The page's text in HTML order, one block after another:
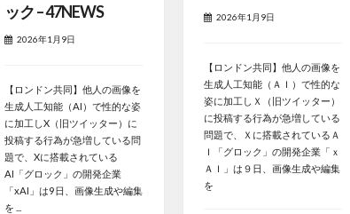
ック – 47NEWS
2026年1月9日
【ロンドン共同】他人の画像を
生成人工知能（AI）で性的な姿
に加工しX（旧ツイッター）に
投稿する行為が急増している問
題で、Xに搭載されている
AI「グロック」の開発企業
「xAI」は9日、画像生成や編集
を ...
2026年1月9日
【ロンドン共同】他人の画像を
生成人工知能（ＡＩ）で性的な
姿に加工しＸ（旧ツイッター）
に投稿する行為が急増している
問題で、Ｘに搭載されているＡ
Ｉ「グロック」の開発企業「ｘ
ＡＩ」は９日、画像生成や編集
を